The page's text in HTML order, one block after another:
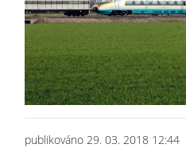
publikováno 29. 03. 2018 12:44